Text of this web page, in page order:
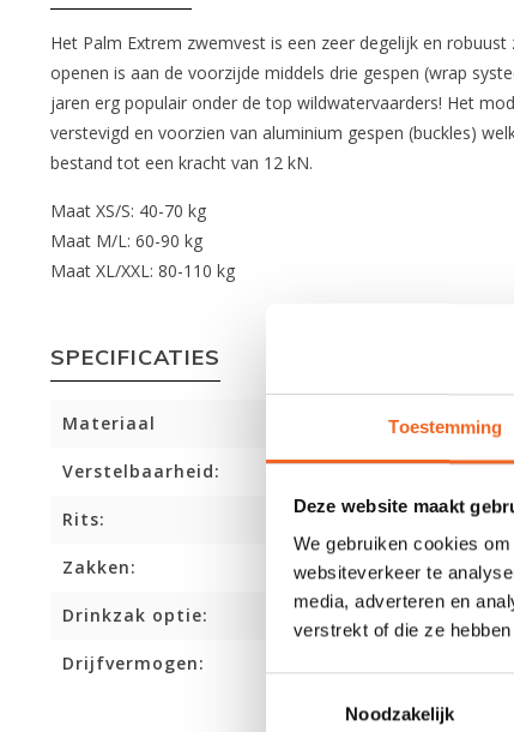
Toestemming
Deze website maakt
We gebruiken cookies
websiteverkeer te
media, adverteren en
verstrekt of die ze
Noodzakelijk
Het Palm Extrem zwemvest is een zeer degelijk en
openen is aan de voorzijde middels drie gespen (wrap
jaren erg populair onder de top wildwatervaarders! Het
verstevigd en voorzien van aluminium gespen (buckles)
bestand tot een kracht van 12 kN.
Maat XS/S: 40-70 kg
Maat M/L: 60-90 kg
Maat XL/XXL: 80-110 kg
SPECIFICATIES
Materiaal
Verstelbaarheid:
Rits:
Zakken:
Drinkzak optie:
Drijfvermogen: